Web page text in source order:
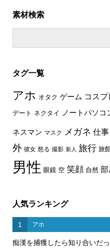
素材検索
タグ一覧
アホ オタク ゲーム コスプ
デート ネクタイ ノートパソコ
ネスマン マスク メガネ 仕事
外 彼女 怒る 撮影 新人 旅行 旅
男性 眼鏡 空 笑顔 自然 部
人気ランキング
1 アホ
痴漢を捕獲したら知り合いだ